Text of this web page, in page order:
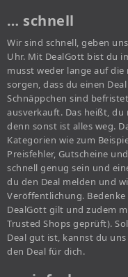
… schnell
Wir sind schnell, geben
Uhr. Mit DealGott bist du
musst weder lange auf
sorgen, dass du einen
Schnäppchen sind
ausverkauft. Das heißt, du
denn sonst ist alles weg.
Kategorien wie zum
Preisfehler, Gutscheine
schnell genug sein und
du den Deal melden und
Veröffentlichung. Bedenke
DealGott gilt und zudem
Trusted Shops geprüft).
Deal gut ist, kannst du
den Deal für dich.